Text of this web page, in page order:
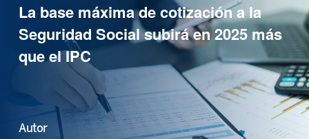
La base máxima de cotización a la
Seguridad Social subirá en 2025 más
que el IPC
Autor